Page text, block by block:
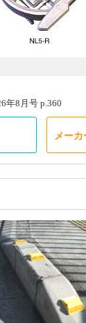
年8月号 p.360
メー